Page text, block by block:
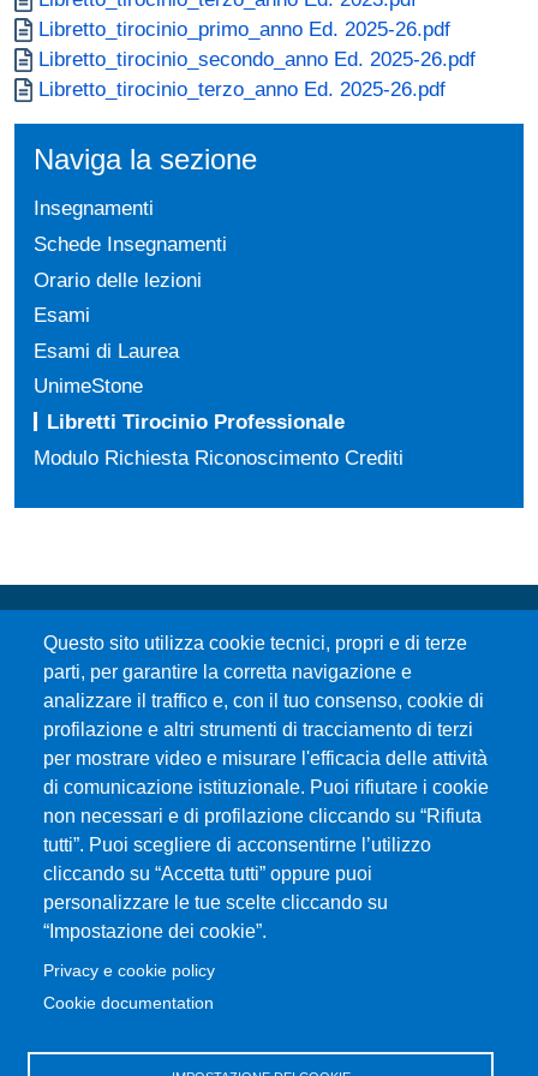
Documento
Libretto_tirocinio_primo_anno Ed. 2025-26.pdf
Documento
Libretto_tirocinio_secondo_anno Ed. 2025-26.pdf
Documento
Libretto_tirocinio_terzo_anno Ed. 2025-26.pdf
Naviga la sezione
Insegnamenti
Schede Insegnamenti
Orario delle lezioni
Esami
Esami di Laurea
UnimeStone
Libretti Tirocinio Professionale
Modulo Richiesta Riconoscimento Crediti
Questo sito utilizza cookie tecnici, propri e di terze
parti, per garantire la corretta navigazione e
analizzare il traffico e, con il tuo consenso, cookie di
profilazione e altri strumenti di tracciamento di terzi
per mostrare video e misurare l'efficacia delle attività
di comunicazione istituzionale. Puoi rifiutare i cookie
non necessari e di profilazione cliccando su “Rifiuta
tutti”. Puoi scegliere di acconsentirne l’utilizzo
cliccando su “Accetta tutti” oppure puoi
personalizzare le tue scelte cliccando su
“Impostazione dei cookie”.
Privacy e cookie policy
Cookie documentation
Università degli Studi di Messina
Piazza Pugliatti, 1 - 98122 Messina
Cod. Fiscale 80004070837
P.IVA 00724160833
Centralino: 090 676 1
MENÙ SOCIAL
MENÙ FOOTER 1
Accessibilità